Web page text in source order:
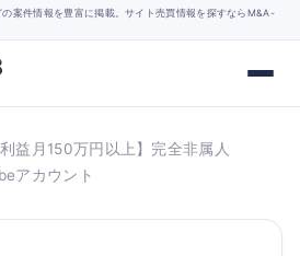
案件情報を豊富に掲載。サイト売買情報を探すならM&A-
利益月150万円以上】完全非属人
アカウント